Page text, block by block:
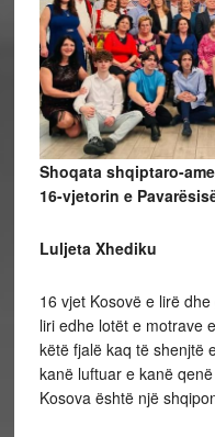
Shoqata shqiptaro-
16-vjetorin e
Luljeta Xhediku
16 vjet Kosovë e lirë
liri edhe lotët e motrave
këtë fjalë kaq të shenjtë
kanë luftuar e kanë
Kosova është një